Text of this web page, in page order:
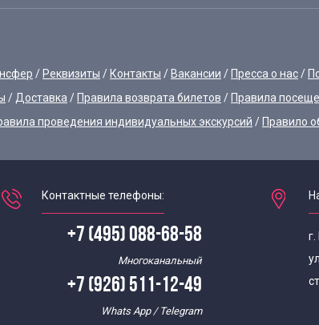
Реквизиты Контакты Вакансии Пресса о нас
Доставка Правила возврата билетов Правила
проведения индивидуальных экскурсий Правило
Контактные телефоны:
+7 (495) 088-68-58
Многоканальный
+7 (926) 511-12-49
Whats App / Telegram